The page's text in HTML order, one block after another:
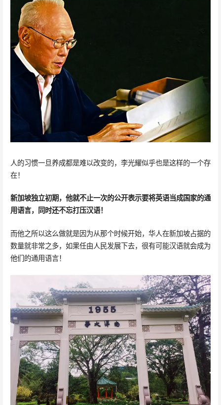
人的习惯一旦养成都是难以改变的，李光耀似乎也是这样的一个存
在！
新加坡独立初期，他就不止一次的公开表示要将英语当成国家的通
用语言，同时还不忘打压汉语！
而他之所以这么做就是因为从那个时候开始，华人在新加坡占据的
数量就非常之多，如果任由人民发展下去，很有可能汉语就会成为
他们的通用语言！